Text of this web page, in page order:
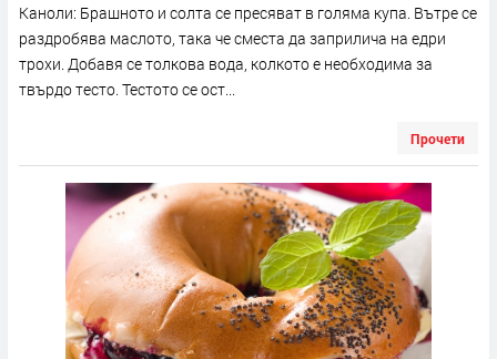
Каноли: Брашното и солта се пресяват в голяма купа. Вътре се
раздробява маслото, така че сместа да заприлича на едри
трохи. Добавя се толкова вода, колкото е необходима за
твърдо тесто. Тестото се ост...
Прочети